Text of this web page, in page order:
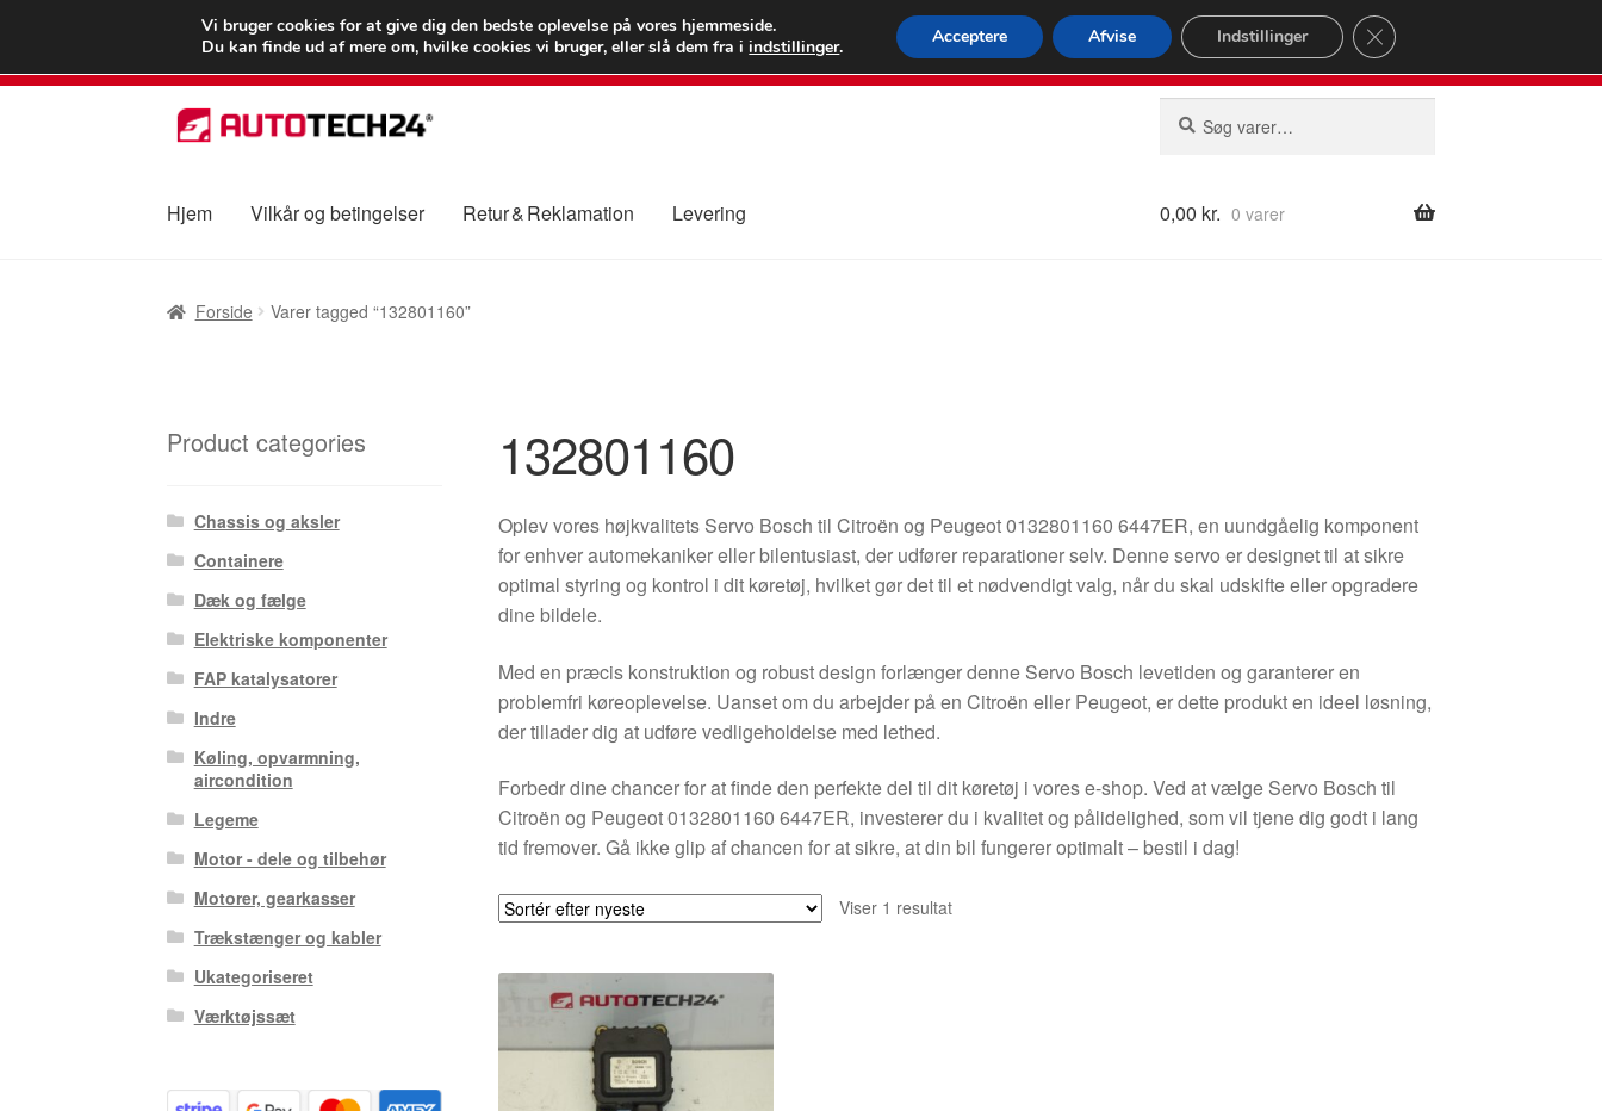
LEVERING fra 55 kr.
FEDEX verdensomspændende forsendelse
80 82 72 02Man-fre 9-16
Spring
til
Spring
til
efter:
Hjem Vilkår og betingelser Retur & Reklamation Levering 0,00 kr. 0 varer
Forside Varer tagged “132801160”
132801160
Oplev vores højkvalitets Servo Bosch til Citroën og Peugeot 0132801160 6447ER, en uundgåelig komponent
for enhver automekaniker eller bilentusiast, der udfører reparationer selv. Denne servo er designet til at sikre
optimal styring og kontrol i dit køretøj, hvilket gør det til et nødvendigt valg, når du skal udskifte eller opgradere
dine bildele.
Med en præcis konstruktion og robust design forlænger denne Servo Bosch levetiden og garanterer en
problemfri køreoplevelse. Uanset om du arbejder på en Citroën eller Peugeot, er dette produkt en ideel løsning,
der tillader dig at udføre vedligeholdelse med lethed.
Forbedr dine chancer for at finde den perfekte del til dit køretøj i vores e-shop. Ved at vælge Servo Bosch til
Citroën og Peugeot 0132801160 6447ER, investerer du i kvalitet og pålidelighed, som vil tjene dig godt i lang
tid fremover. Gå ikke glip af chancen for at sikre, at din bil fungerer optimalt – bestil i dag!
Viser 1 resultat
Product categories
Chassis og aksler
Containere
Dæk og fælge
Elektriske komponenter
FAP katalysatorer
Indre
Køling, opvarmning,
aircondition
Legeme
Motor - dele og tilbehør
Motorer, gearkasser
Trækstænger og kabler
Ukategoriseret
Værktøjssæt
Vi bruger cookies for at give dig den bedste oplevelse på vores hjemmeside.
Du kan finde ud af mere om, hvilke cookies vi bruger, eller slå dem fra iindstillinger. Acceptere Afvise Indstillinger Close GDPR Cookie Banner